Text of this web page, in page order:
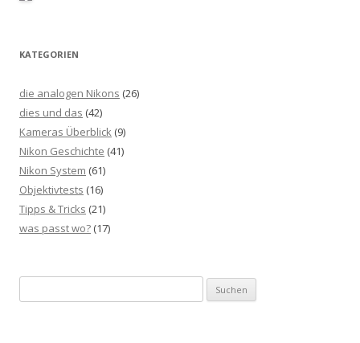
KATEGORIEN
die analogen Nikons (26)
dies und das (42)
Kameras Überblick (9)
Nikon Geschichte (41)
Nikon System (61)
Objektivtests (16)
Tipps & Tricks (21)
was passt wo? (17)
nach: